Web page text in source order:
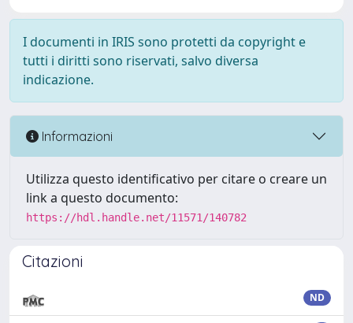
I documenti in IRIS sono protetti da copyright e
tutti i diritti sono riservati, salvo diversa
indicazione.
Informazioni
Utilizza questo identificativo per citare o creare un
link a questo documento:
https://hdl.handle.net/11571/140782
Citazioni
ND